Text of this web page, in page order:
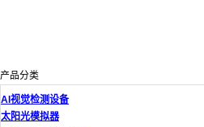
产品分类
AI视觉检测设备
太阳光模拟器